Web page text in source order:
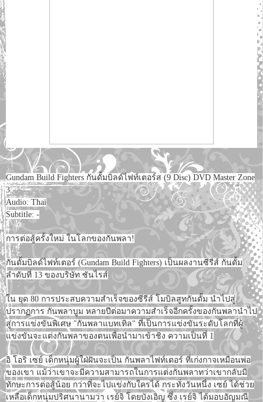
Gundam Build Fighters กันดั้มบิลด์ไฟท์เตอร์ส (9 Disc) DVD Master Zone
3
Audio: Thai
Subtitle: -
การต่อสู้ครั้งใหม่ ในโลกของกันพลา!
กันดั้มบิลด์ไฟท์เตอร์ (Gundam Build Fighters) เป็นผลงานซีรีส์ กันดั้ม
ลำดับที่ 13 ของบริษัท ซันไรส์
ใน ยุด 80 การประสบความสำเร็จของซีรีส์ โมบิลสูทกันดั้ม นำไปสู่
ปรากฏการ กันพลาบูม หลายปีต่อมาความสำเร็จอีกครั้งของกันพลานำไป
สู่การแข่งขันพิเศษ "กันพลาแบทเทิล" ที่เป็นการแข่งขันระดับโลกที่ผู้
แข่งขันจะแต่งกันพลาของตนเพื่อนำมาเข้าชิง ความเป็นที่ 1
อิ โอริ เซย์ เด็กหนุ่มผู้ใฝ่ฝันจะเป็น กันพลาไฟท์เตอร์ ที่เก่งกาจเหมือนพ่อ
ของเขา แม้ว่าเขาจะมีความสามารถในการแต่งกันพลาทว่าเขากลับมี
ทักษะการต่อสู้น้อย กว่าที่จะไปแข่งกับใครได้ กระทั่งวันหนึ่ง เซย์ ได้ช่วย
เหลือเด็กหนุ่มปริศนานามว่า เรย์จิ โดยบังเอิญ ซึ่ง เรย์จิ ได้มอบอัญมณี